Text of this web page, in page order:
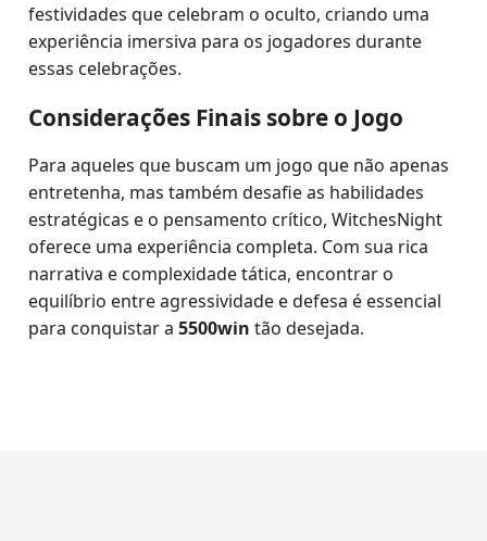
festividades que celebram o oculto, criando uma
experiência imersiva para os jogadores durante
essas celebrações.
Considerações Finais sobre o Jogo
Para aqueles que buscam um jogo que não apenas
entretenha, mas também desafie as habilidades
estratégicas e o pensamento crítico, WitchesNight
oferece uma experiência completa. Com sua rica
narrativa e complexidade tática, encontrar o
equilíbrio entre agressividade e defesa é essencial
para conquistar a5500win tão desejada.